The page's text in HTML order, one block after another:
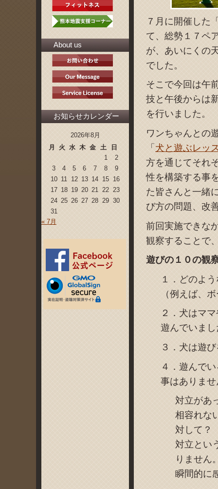
７月に開催した
て、総勢１７ペ
が、あいにくの
でした。
そこで今回は午
技と午後からは
を行いました。
ワンちゃんとの
「 犬と遊ぶレッ
方を通じてそれ
性を構築する事
た皆さんと一緒
び方の問題、改
前回実施できな
観察することで
遊びの１０の観
１．どのよ
（例えば、
２．犬はマ
遊んでいま
３．犬は遊
４．遊んで
事はありま
対立があ
相容れな
対して？
対立とい
りません
瞬間的に
About us
お知らせカレンダー
2026年8月
月
火 水 木 金 土
日
1
2
3
4 5 6 7 8
9
10 11 12 13 14 15 16
17 18 19 20 21 22 23
24 25 26 27 28 29 30
31
« 7月